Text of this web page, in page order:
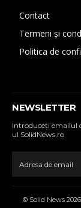
Contact
Termeni și
Politica de
NEWSLETTER
Introduceţi emailul
ul SolidNews.ro
© Solid News